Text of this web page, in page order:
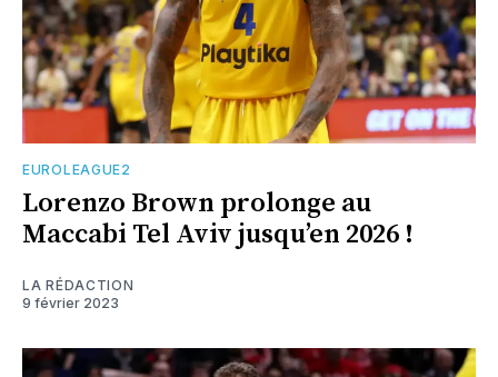
EUROLEAGUE2
Lorenzo Brown prolonge au
Maccabi Tel Aviv jusqu’en 2026 !
LA RÉDACTION
9 février 2023